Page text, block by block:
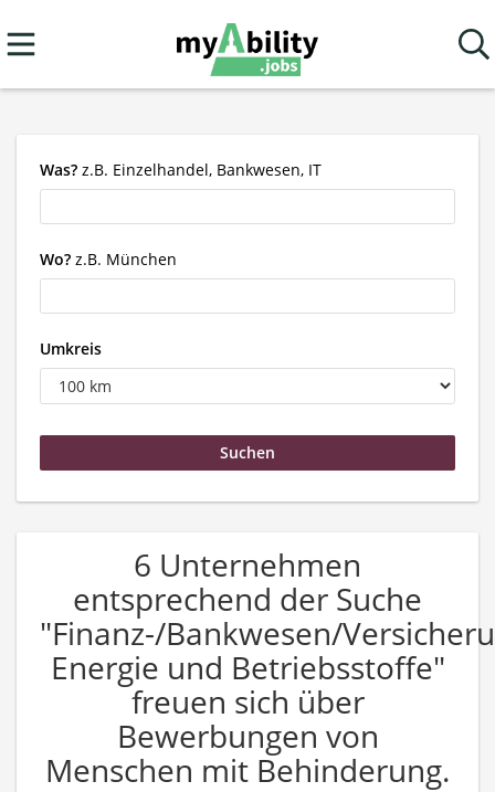
Was? z.B. Einzelhandel, Bankwesen, IT
Wo? z.B. München
Umkreis
6 Unternehmen
entsprechend der Suche
"Finanz-/Bankwesen/
Energie und Betriebsstoffe"
freuen sich über
Bewerbungen von
Menschen mit Behinderung.